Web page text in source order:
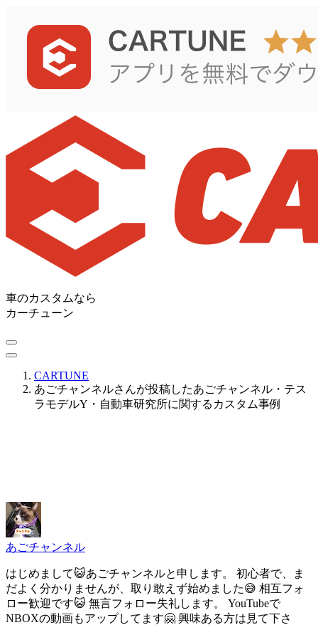
車のカスタムなら
カーチューン
CARTUNE
あごチャンネルさんが投稿したあごチャンネル・テス
ラモデルY・自動車研究所に関するカスタム事例
あごチャンネル
はじめまして😺あごチャンネルと申します。 初心者で、ま
だよく分かりませんが、取り敢えず始めました😅 相互フォ
ロー歓迎です😺 無言フォロー失礼します。 YouTubeで
NBOXの動画もアップしてます🤗 興味ある方は見て下さ